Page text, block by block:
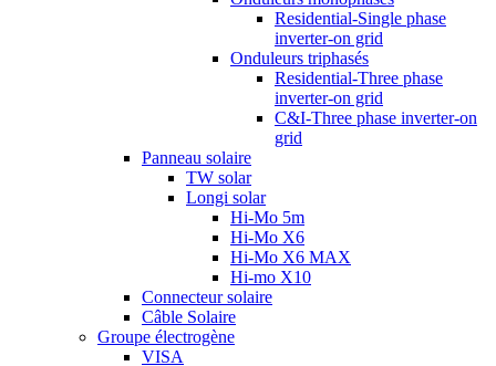
Residential-Single phase
inverter-on grid
Onduleurs triphasés
Residential-Three phase
inverter-on grid
C&I-Three phase inverter-on
grid
Panneau solaire
TW solar
Longi solar
Hi-Mo 5m
Hi-Mo X6
Hi-Mo X6 MAX
Hi-mo X10
Connecteur solaire
Câble Solaire
Groupe électrogène
VISA